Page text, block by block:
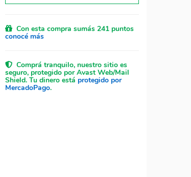
Con esta compra sumás 241 puntos
conocé más
Comprá tranquilo, nuestro sitio es
seguro, protegido por Avast Web/Mail
Shield. Tu dinero está protegido por
MercadoPago.